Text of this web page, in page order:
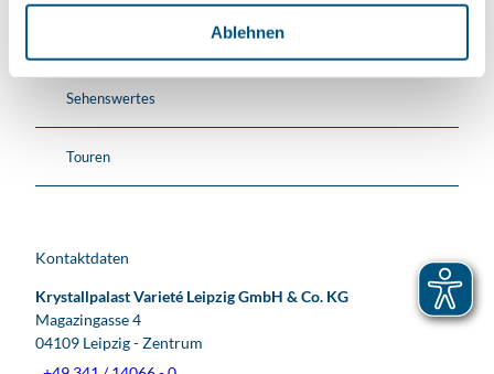
Ablehnen
Sehenswertes
Touren
Kontaktdaten
Krystallpalast Varieté Leipzig GmbH & Co. KG
Magazingasse 4
04109 Leipzig- Zentrum